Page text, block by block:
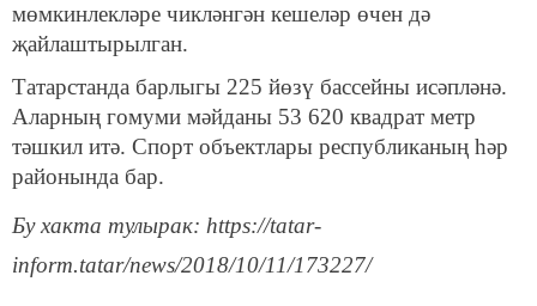
мөмкинлекләре чикләнгән кешеләр өчен дә
җайлаштырылган.
Татарстанда барлыгы 225 йөзү бассейны исәпләнә.
Аларның гомуми мәйданы 53 620 квадрат метр
тәшкил итә. Спорт объектлары республиканың һәр
районында бар.
Бу хакта тулырак: https://tatar-
inform.tatar/news/2018/10/11/173227/